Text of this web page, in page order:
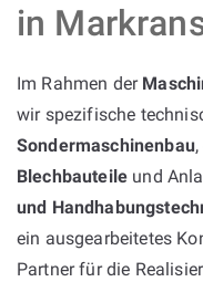
in
Im Rahmen der
wir spezifische
Sondermaschinenbau
Blechbauteile und
und
ein ausgearbeitetes
Partner für die